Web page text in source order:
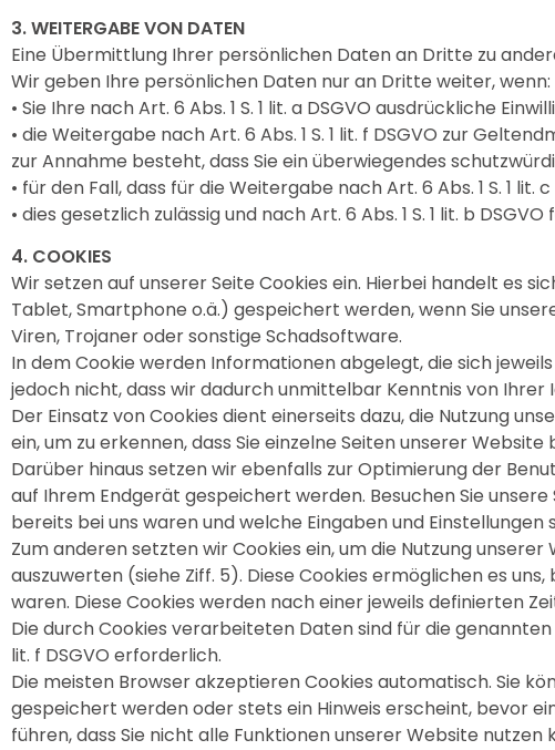
3. WEITERGABE VON DATEN
Eine Übermittlung Ihrer persönlichen Daten an Dritte zu
Wir geben Ihre persönlichen Daten nur an Dritte weiter, wenn:
• Sie Ihre nach Art. 6 Abs. 1 S. 1 lit. a DSGVO ausdrückliche
• die Weitergabe nach Art. 6 Abs. 1 S. 1 lit. f DSGVO zur
zur Annahme besteht, dass Sie ein überwiegendes
• für den Fall, dass für die Weitergabe nach Art. 6 Abs. 1 S. 1
• dies gesetzlich zulässig und nach Art. 6 Abs. 1 S. 1 lit. b
4. COOKIES
Wir setzen auf unserer Seite Cookies ein. Hierbei handelt es
Tablet, Smartphone o.ä.) gespeichert werden, wenn Sie
Viren, Trojaner oder sonstige Schadsoftware.
In dem Cookie werden Informationen abgelegt, die sich
jedoch nicht, dass wir dadurch unmittelbar Kenntnis von
Der Einsatz von Cookies dient einerseits dazu, die Nutzung
ein, um zu erkennen, dass Sie einzelne Seiten unserer
Darüber hinaus setzen wir ebenfalls zur Optimierung der
auf Ihrem Endgerät gespeichert werden. Besuchen Sie
bereits bei uns waren und welche Eingaben und
Zum anderen setzten wir Cookies ein, um die Nutzung
auszuwerten (siehe Ziff. 5). Diese Cookies ermöglichen es
waren. Diese Cookies werden nach einer jeweils definierten
Die durch Cookies verarbeiteten Daten sind für die
lit. f DSGVO erforderlich.
Die meisten Browser akzeptieren Cookies automatisch. Sie
gespeichert werden oder stets ein Hinweis erscheint, bevor
führen, dass Sie nicht alle Funktionen unserer Website nutzen